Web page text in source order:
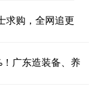
求购，全网追更
广东造装备、养